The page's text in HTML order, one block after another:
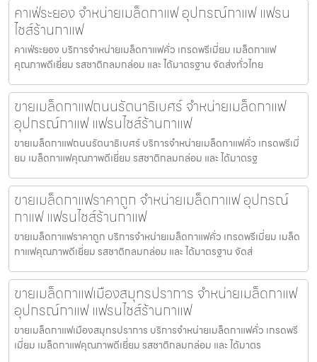
คาเฟ่ระยอง จำหน่ายเมล็ดกาแฟ อุปกรณ์กาแฟ แฟรน
ไชส์ร้านกาแฟ
คาเฟ่ระยอง บริการจำหน่ายเมล็ดกาแฟคั่ว เกรดพรีเมี่ยม เมล็ดกาแฟ
คุณภาพดีเยี่ยม รสชาติกลมกล่อม และ ได้มาตรฐาน จัดส่งทั่วไทย
ขายเมล็ดกาแฟถนนรัตนาธิเบศร์ จำหน่ายเมล็ดกาแฟ
อุปกรณ์กาแฟ แฟรนไชส์ร้านกาแฟ
ขายเมล็ดกาแฟถนนรัตนาธิเบศร์ บริการจำหน่ายเมล็ดกาแฟคั่ว เกรดพรีเมี่
ยม เมล็ดกาแฟคุณภาพดีเยี่ยม รสชาติกลมกล่อม และ ได้มาตรฐ
ขายเมล็ดกาแฟราคาถูก จำหน่ายเมล็ดกาแฟ อุปกรณ์
กาแฟ แฟรนไชส์ร้านกาแฟ
ขายเมล็ดกาแฟราคาถูก บริการจำหน่ายเมล็ดกาแฟคั่ว เกรดพรีเมี่ยม เมล็ด
กาแฟคุณภาพดีเยี่ยม รสชาติกลมกล่อม และ ได้มาตรฐาน จัดส่
ขายเมล็ดกาแฟเมืองสมุทรปราการ จำหน่ายเมล็ดกาแฟ
อุปกรณ์กาแฟ แฟรนไชส์ร้านกาแฟ
ขายเมล็ดกาแฟเมืองสมุทรปราการ บริการจำหน่ายเมล็ดกาแฟคั่ว เกรดพรี
เมี่ยม เมล็ดกาแฟคุณภาพดีเยี่ยม รสชาติกลมกล่อม และ ได้มาตร